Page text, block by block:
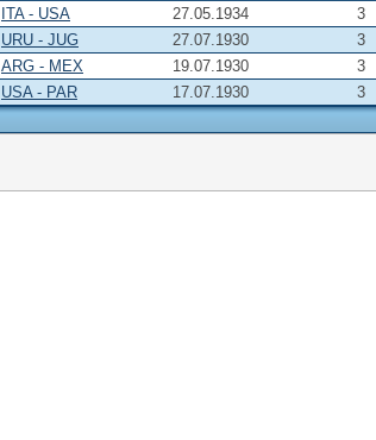
ITA - USA 27.05.1934
3
URU - JUG 27.07.1930
3
ARG - MEX 19.07.1930
3
USA - PAR 17.07.1930 3